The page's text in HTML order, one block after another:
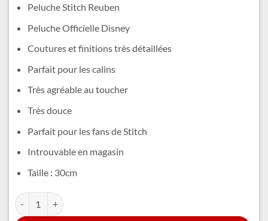
35,99 €.
Peluche Stitch Reuben
Peluche Officielle Disney
Coutures et finitions très détaillées
Parfait pour les calins
Très agréable au toucher
Très douce
Parfait pour les fans de Stitch
Introuvable en magasin
Taille : 30cm
quantité de Peluche Stitch Jaune
Alternative: